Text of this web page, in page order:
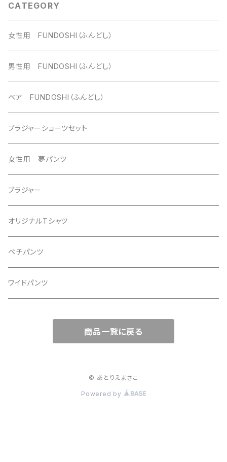
CATEGORY
女性用 FUNDOSHI（ふんどし）
男性用 FUNDOSHI（ふんどし）
ペア FUNDOSHI（ふんどし）
ブラジャーショーツセット
女性用 夢パンツ
ブラジャー
オリジナルTシャツ
ペチパンツ
ワイドパンツ
商品一覧に戻る
© あとりえまさこ
Powered by